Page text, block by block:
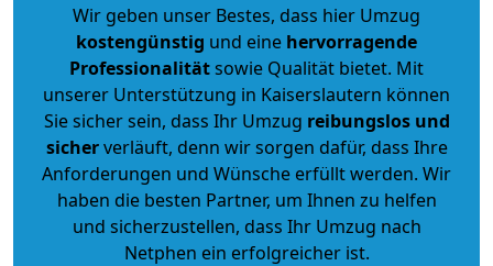
Wir geben unser Bestes, dass hier Umzug
kostengünstig und eine hervorragende
Professionalitätsowie Qualität bietet. Mit
unserer Unterstützung in Kaiserslautern können
Sie sicher sein, dass Ihr Umzug reibungslos und
sicherverläuft, denn wir sorgen dafür, dass Ihre
Anforderungen und Wünsche erfüllt werden. Wir
haben die besten Partner, um Ihnen zu helfen
und sicherzustellen, dass Ihr Umzug nach
Netphen ein erfolgreicher ist.